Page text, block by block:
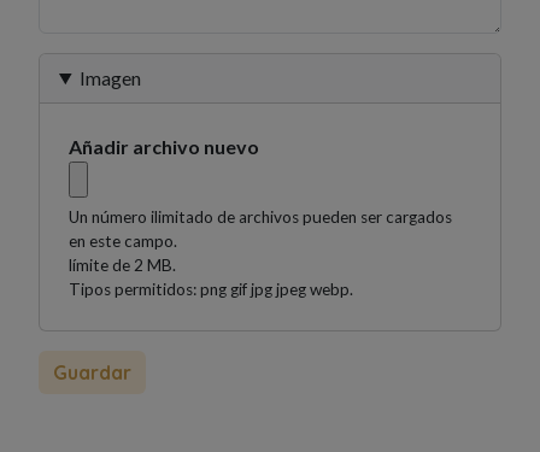
Imagen
Añadir archivo nuevo
Un número ilimitado de archivos pueden ser cargados
en este campo.
límite de 2 MB.
Tipos permitidos: png gif jpg jpeg webp.